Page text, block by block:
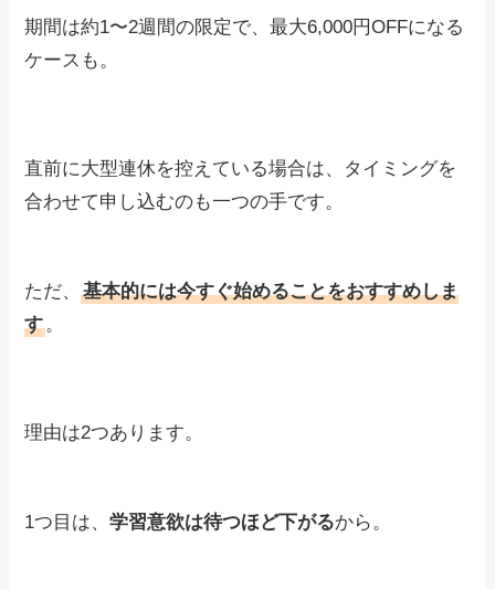
期間は約1〜2週間の限定で、最大6,000円OFFになる
ケースも。
直前に大型連休を控えている場合は、タイミングを
合わせて申し込むのも一つの手です。
ただ、基本的には今すぐ始めることをおすすめしま
す。
理由は2つあります。
1つ目は、学習意欲は待つほど下がるから。